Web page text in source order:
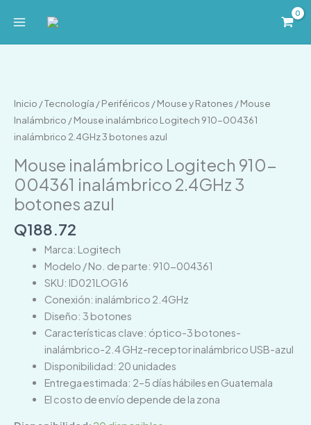
Inicio /Tecnología /Periféricos /Mouse y Ratones /Mouse
Inalámbrico / Mouse inalámbrico Logitech 910-004361
inalámbrico 2.4GHz 3 botones azul
Mouse inalámbrico Logitech 910-
004361 inalámbrico 2.4GHz 3
botones azul
Q188.72
Marca: Logitech
Modelo / No. de parte: 910-004361
SKU: ID021LOG16
Conexión: inalámbrico 2.4GHz
Diseño: 3 botones
Características clave: óptico-3 botones-
inalámbrico-2.4 GHz-receptor inalámbrico USB-azul
Disponibilidad: 20 unidades
Entrega estimada: 2–5 días hábiles en Guatemala
El costo de envío depende de la zona
Logitech
910-
004361
2.4GHz
3
botones
cantidad